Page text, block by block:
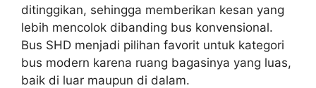
ditinggikan, sehingga memberikan kesan yang
lebih mencolok dibanding bus konvensional.
Bus SHD menjadi pilihan favorit untuk kategori
bus modern karena ruang bagasinya yang luas,
baik di luar maupun di dalam.